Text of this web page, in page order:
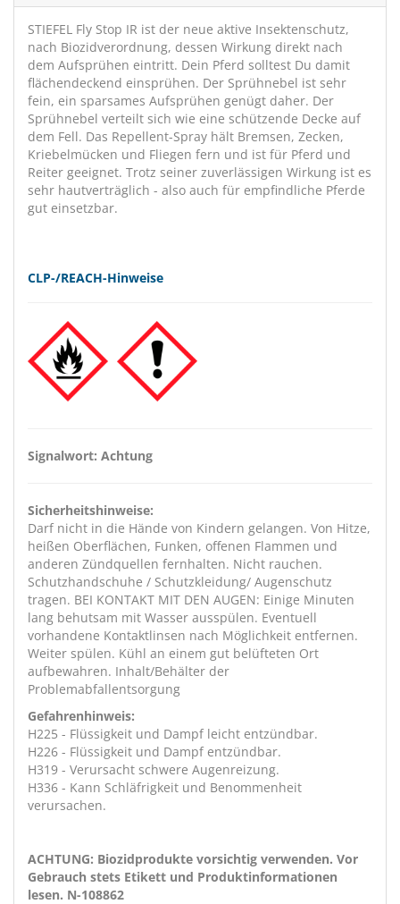
STIEFEL Fly Stop IR ist der neue aktive Insektenschutz,
nach Biozidverordnung, dessen Wirkung direkt nach
dem Aufsprühen eintritt. Dein Pferd solltest Du damit
flächendeckend einsprühen. Der Sprühnebel ist sehr
fein, ein sparsames Aufsprühen genügt daher. Der
Sprühnebel verteilt sich wie eine schützende Decke auf
dem Fell. Das Repellent-Spray hält Bremsen, Zecken,
Kriebelmücken und Fliegen fern und ist für Pferd und
Reiter geeignet. Trotz seiner zuverlässigen Wirkung ist es
sehr hautverträglich - also auch für empfindliche Pferde
gut einsetzbar.
CLP-/REACH-Hinweise
Signalwort: Achtung
Sicherheitshinweise:
Darf nicht in die Hände von Kindern gelangen. Von Hitze,
heißen Oberflächen, Funken, offenen Flammen und
anderen Zündquellen fernhalten. Nicht rauchen.
Schutzhandschuhe / Schutzkleidung/ Augenschutz
tragen. BEI KONTAKT MIT DEN AUGEN: Einige Minuten
lang behutsam mit Wasser ausspülen. Eventuell
vorhandene Kontaktlinsen nach Möglichkeit entfernen.
Weiter spülen. Kühl an einem gut belüfteten Ort
aufbewahren. Inhalt/Behälter der
Problemabfallentsorgung
Gefahrenhinweis:
H225 - Flüssigkeit und Dampf leicht entzündbar.
H226 - Flüssigkeit und Dampf entzündbar.
H319 - Verursacht schwere Augenreizung.
H336 - Kann Schläfrigkeit und Benommenheit
verursachen.
ACHTUNG: Biozidprodukte vorsichtig verwenden. Vor
Gebrauch stets Etikett und Produktinformationen
lesen. N-108862